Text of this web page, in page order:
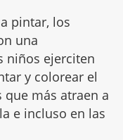
pintar, los
una
niños ejerciten
y colorear el
más atraen a
e incluso en las